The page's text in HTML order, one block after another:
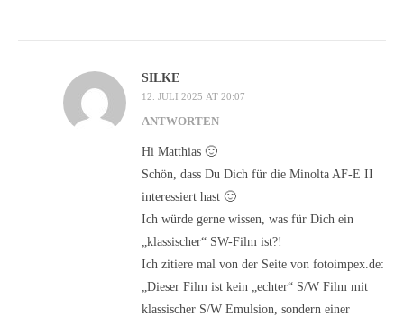
SILKE
12. JULI 2025 AT 20:07
ANTWORTEN
Hi Matthias 🙂
Schön, dass Du Dich für die Minolta AF-E II
interessiert hast 🙂
Ich würde gerne wissen, was für Dich ein
„klassischer“ SW-Film ist?!
Ich zitiere mal von der Seite von fotoimpex.de:
„Dieser Film ist kein „echter“ S/W Film mit
klassischer S/W Emulsion, sondern einer